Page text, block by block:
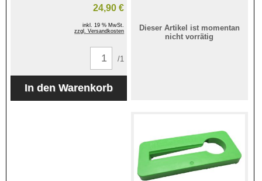
24,90 €
inkl. 19 % MwSt.
zzgl. Versandkosten
/1
Dieser Artikel ist momentan
nicht vorrätig